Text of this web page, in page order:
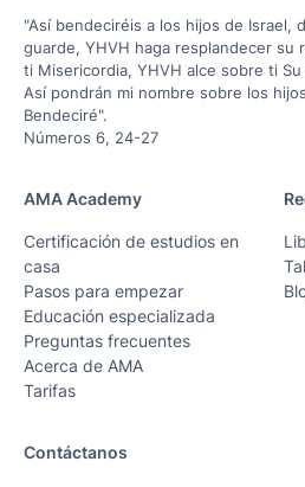
"Así bendeciréis a los hijos de Israel,
guarde, YHVH haga resplandecer
ti Misericordia, YHVH alce sobre ti
Así pondrán mi nombre sobre los
Bendeciré".
Números 6, 24-27
AMA Academy
Certificación de estudios en
casa
Pasos para empezar
Educación especializada
Preguntas frecuentes
Acerca de AMA
Tarifas
Contáctanos